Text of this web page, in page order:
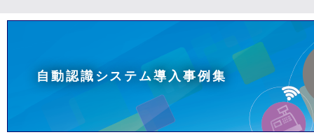
自動認識システム導入事例集